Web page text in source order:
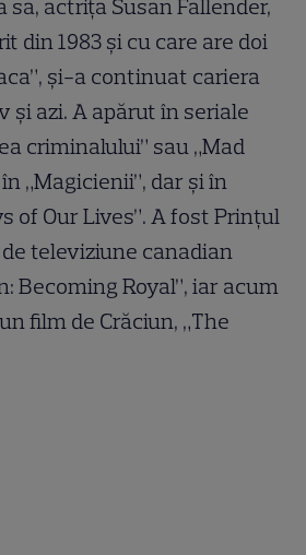
sa, actrița Susan Fallender,
din 1983 și cu care are doi
și-a continuat cariera
și azi. A apărut în seriale
criminalului” sau „Mad
„Magicienii”, dar și în
of Our Lives”. A fost Prințul
televiziune canadian
Becoming Royal”, iar acum
film de Crăciun, „The